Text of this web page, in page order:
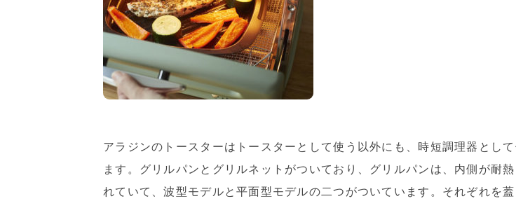
アラジンのトースターはトースターとして使う以外にも、時短調理器とし
ます。グリルパンとグリルネットがついており、グリルパンは、内側が耐
れていて、波型モデルと平面型モデルの二つがついています。それぞれを